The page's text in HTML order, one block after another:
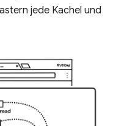
jede Kachel und